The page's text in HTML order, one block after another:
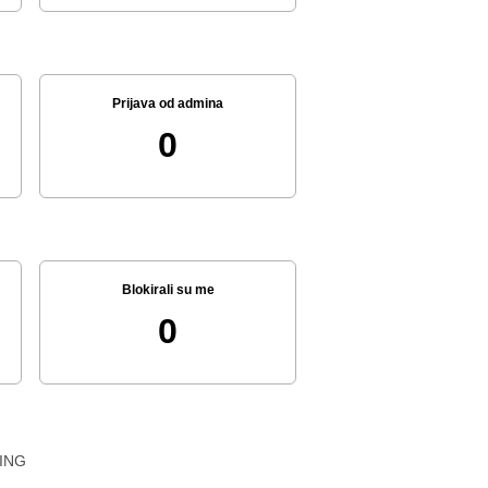
Prijava od admina
0
Blokirali su me
0